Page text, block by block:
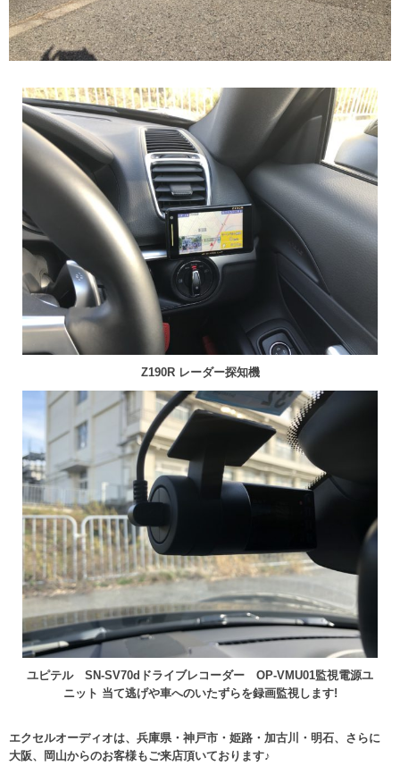
Z190R レーダー探知機
ユピテル SN-SV70dドライブレコーダー OP-VMU01監視電源ユ
ニット 当て逃げや車へのいたずらを録画監視します!
エクセルオーディオは、兵庫県・神戸市・姫路・加古川・明石、さらに
大阪、岡山からのお客様もご来店頂いております♪